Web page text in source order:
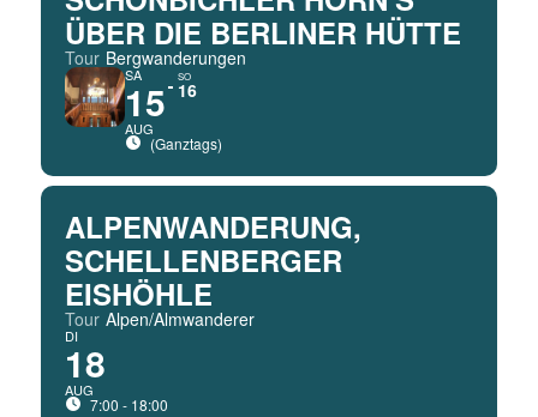
ÜBER DIE BERLINER HÜTTE
Tour Bergwanderungen
SA
15
AUG
SO
16
(Ganztags)
ALPENWANDERUNG,
SCHELLENBERGER
EISHÖHLE
Tour Alpen/Almwanderer
DI
18
AUG
7:00 - 18:00